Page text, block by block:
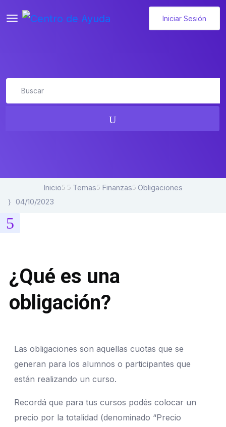
Iniciar Sesión
Inicio Temas Finanzas
Obligaciones
04/10/2023
¿Qué es una
obligación?
Las obligaciones son aquellas cuotas que se
generan para los alumnos o participantes que
están realizando un curso.
Recordá que para tus cursos podés colocar un
precio por la totalidad (denominado “Precio